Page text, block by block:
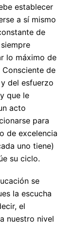
establecer
a sí mismo
de
lo máximo de
de
del esfuerzo
que le
acto
para
de excelencia
uno tiene)
su ciclo.
se
la escucha
el
nuestro nivel